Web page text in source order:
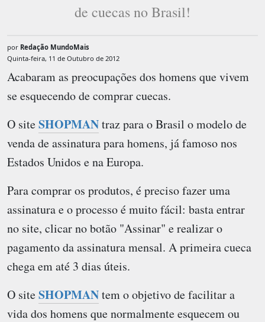
de cuecas no Brasil!
por Redação MundoMais
Quinta-feira, 11 de Outubro de 2012
Acabaram as preocupações dos homens que vivem
se esquecendo de comprar cuecas.
O siteSHOPMANtraz para o Brasil o modelo de
venda de assinatura para homens, já famoso nos
Estados Unidos e na Europa.
Para comprar os produtos, é preciso fazer uma
assinatura e o processo é muito fácil: basta entrar
no site, clicar no botão "Assinar" e realizar o
pagamento da assinatura mensal. A primeira cueca
chega em até 3 dias úteis.
O siteSHOPMANtem o objetivo de facilitar a
vida dos homens que normalmente esquecem ou